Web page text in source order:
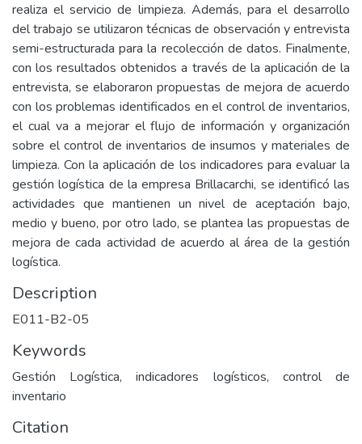
realiza el servicio de limpieza. Además, para el desarrollo
del trabajo se utilizaron técnicas de observación y entrevista
semi-estructurada para la recolección de datos. Finalmente,
con los resultados obtenidos a través de la aplicación de la
entrevista, se elaboraron propuestas de mejora de acuerdo
con los problemas identificados en el control de inventarios,
el cual va a mejorar el flujo de información y organización
sobre el control de inventarios de insumos y materiales de
limpieza. Con la aplicación de los indicadores para evaluar la
gestión logística de la empresa Brillacarchi, se identificó las
actividades que mantienen un nivel de aceptación bajo,
medio y bueno, por otro lado, se plantea las propuestas de
mejora de cada actividad de acuerdo al área de la gestión
logística.
Description
E011-B2-05
Keywords
Gestión Logística, indicadores logísticos, control de
inventario
Citation